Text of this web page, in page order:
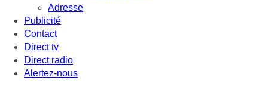
Adresse
Publicité
Contact
Direct tv
Direct radio
Alertez-nous